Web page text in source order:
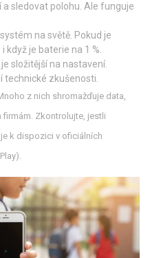
sledovat polohu. Ale funguje
na světě. Pokud je
když je baterie na 1 %.
složitější na nastavení.
technické zkušenosti.
z nich shromažďuje data,
firmám. Zkontrolujte, jestli
k dispozici v oficiálních